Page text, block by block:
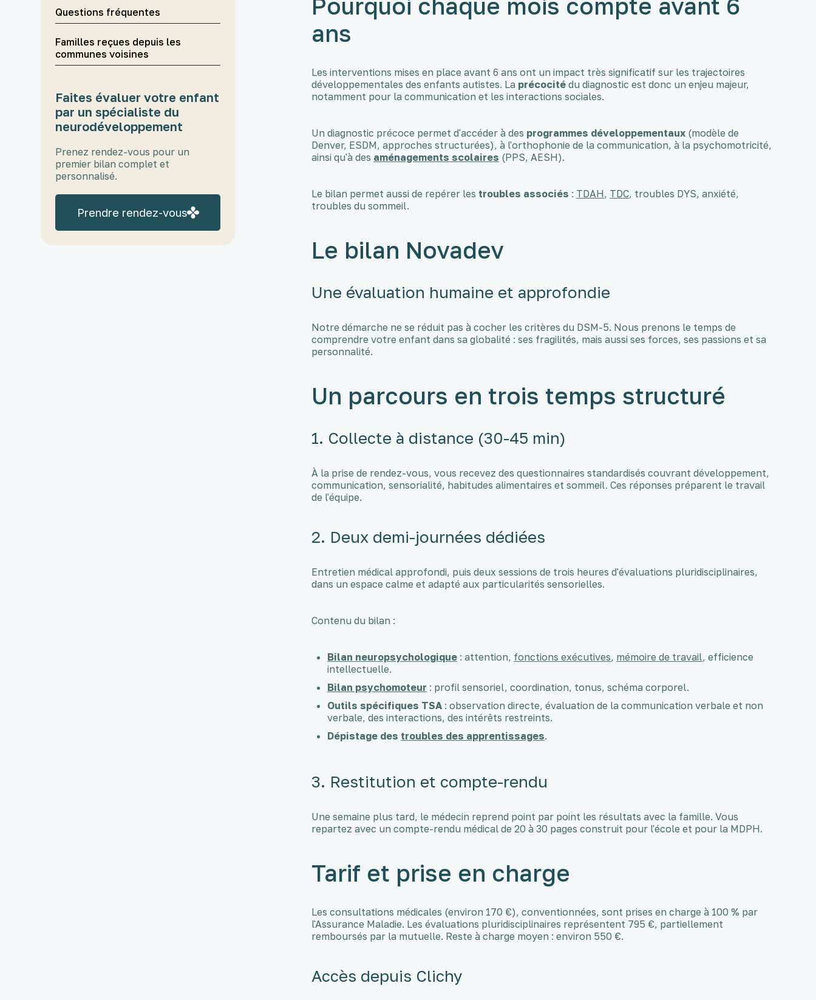
Questions fréquentes
Familles reçues depuis les
communes voisines
Faites évaluer votre enfant
par un spécialiste du
neurodéveloppement
Prenez rendez-vous pour un
premier bilan complet et
personnalisé.
Prendre rendez-vous
Pourquoi chaque mois compte avant 6
ans
Les interventions mises en place avant 6 ans ont un impact très significatif sur les trajectoires
développementales des enfants autistes. La précocité du diagnostic est donc un enjeu majeur,
notamment pour la communication et les interactions sociales.
Un diagnostic précoce permet d'accéder à des programmes développementaux (modèle de
Denver, ESDM, approches structurées), à l'orthophonie de la communication, à la psychomotricité,
ainsi qu'à des aménagements scolaires (PPS, AESH).
Le bilan permet aussi de repérer les troubles associés : TDAH, TDC, troubles DYS, anxiété,
troubles du sommeil.
Le bilan Novadev
Une évaluation humaine et approfondie
Notre démarche ne se réduit pas à cocher les critères du DSM-5. Nous prenons le temps de
comprendre votre enfant dans sa globalité : ses fragilités, mais aussi ses forces, ses passions et sa
personnalité.
Un parcours en trois temps structuré
1. Collecte à distance (30-45 min)
À la prise de rendez-vous, vous recevez des questionnaires standardisés couvrant développement,
communication, sensorialité, habitudes alimentaires et sommeil. Ces réponses préparent le travail
de l'équipe.
2. Deux demi-journées dédiées
Entretien médical approfondi, puis deux sessions de trois heures d'évaluations pluridisciplinaires,
dans un espace calme et adapté aux particularités sensorielles.
Contenu du bilan :
Bilan neuropsychologique : attention, fonctions exécutives, mémoire de travail, efficience
intellectuelle.
Bilan psychomoteur : profil sensoriel, coordination, tonus, schéma corporel.
Outils spécifiques TSA : observation directe, évaluation de la communication verbale et non
verbale, des interactions, des intérêts restreints.
Dépistage des troubles des apprentissages.
3. Restitution et compte-rendu
Une semaine plus tard, le médecin reprend point par point les résultats avec la famille. Vous
repartez avec un compte-rendu médical de 20 à 30 pages construit pour l'école et pour la MDPH.
Tarif et prise en charge
Les consultations médicales (environ 170 €), conventionnées, sont prises en charge à 100 % par
l'Assurance Maladie. Les évaluations pluridisciplinaires représentent 795 €, partiellement
remboursés par la mutuelle. Reste à charge moyen : environ 550 €.
Accès depuis Clichy